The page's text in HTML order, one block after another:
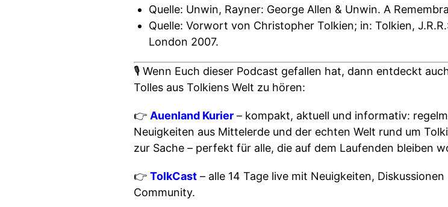
Quelle: Unwin, Rayner: George Allen & Unwin. A
Quelle: Vorwort von Christopher Tolkien; in: Tolkien,
London 2007.
🎙 Wenn Euch dieser Podcast gefallen hat, dann entdeckt
Tolles aus Tolkiens Welt zu hören:
👉 Auenland Kurier – kompakt, aktuell und informativ:
Neuigkeiten aus Mittelerde und der echten Welt rund um
zur Sache – perfekt für alle, die auf dem Laufenden bleiben
👉 TolkCast – alle 14 Tage live mit Neuigkeiten,
Community.